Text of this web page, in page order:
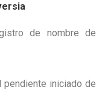
de nombre de
pendiente iniciado de